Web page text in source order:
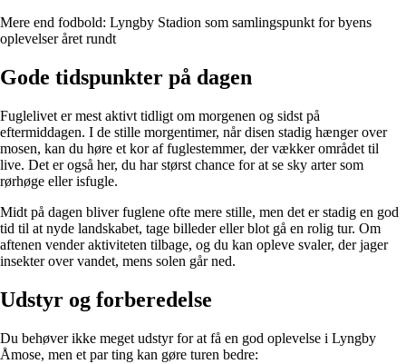
Mere end fodbold: Lyngby Stadion som samlingspunkt for byens
oplevelser året rundt
Gode tidspunkter på dagen
Fuglelivet er mest aktivt tidligt om morgenen og sidst på
eftermiddagen. I de stille morgentimer, når disen stadig hænger over
mosen, kan du høre et kor af fuglestemmer, der vækker området til
live. Det er også her, du har størst chance for at se sky arter som
rørhøge eller isfugle.
Midt på dagen bliver fuglene ofte mere stille, men det er stadig en god
tid til at nyde landskabet, tage billeder eller blot gå en rolig tur. Om
aftenen vender aktiviteten tilbage, og du kan opleve svaler, der jager
insekter over vandet, mens solen går ned.
Udstyr og forberedelse
Du behøver ikke meget udstyr for at få en god oplevelse i Lyngby
Åmose, men et par ting kan gøre turen bedre: